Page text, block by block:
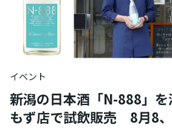
イベント
新潟の日本酒「N-888」を
もず店で試飲販売 8月8